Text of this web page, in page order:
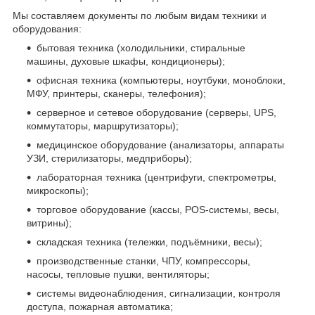
Мы составляем документы по любым видам техники и
оборудования:
бытовая техника (холодильники, стиральные
машины, духовые шкафы, кондиционеры);
офисная техника (компьютеры, ноутбуки, моноблоки,
МФУ, принтеры, сканеры, телефония);
серверное и сетевое оборудование (серверы, UPS,
коммутаторы, маршрутизаторы);
медицинское оборудование (анализаторы, аппараты
УЗИ, стерилизаторы, медприборы);
лабораторная техника (центрифуги, спектрометры,
микроскопы);
торговое оборудование (кассы, POS-системы, весы,
витрины);
складская техника (тележки, подъёмники, весы);
производственные станки, ЧПУ, компрессоры,
насосы, тепловые пушки, вентиляторы;
системы видеонаблюдения, сигнализации, контроля
доступа, пожарная автоматика;